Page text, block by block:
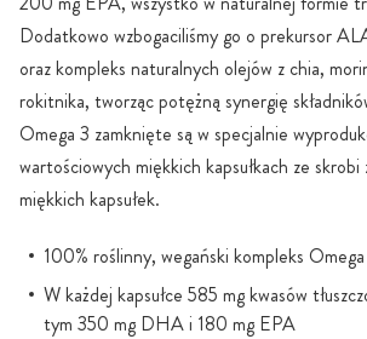
Dodatkowo wzbogaciliśmy go o prekursor
oraz kompleks naturalnych olejów z chia,
rokitnika, tworząc potężną synergię
Omega 3 zamknięte są w specjalnie
wartościowych miękkich kapsułkach ze
miękkich kapsułek.
100% roślinny, wegański kompleks
W każdej kapsułce 585 mg kwasów
tym 350 mg DHA i 180 mg EPA